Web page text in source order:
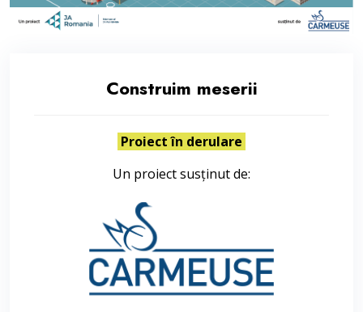
Construim meserii
Proiect în derulare
Un proiect susținut de: